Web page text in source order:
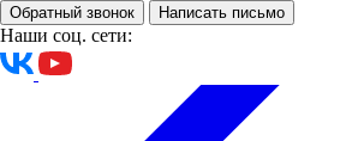
Обратный звонок Написать письмо
Наши соц. сети: